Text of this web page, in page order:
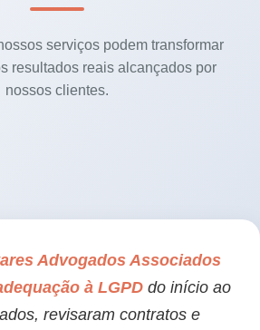
serviços podem transformar
resultados reais alcançados por
nossos clientes.
Advogados Associados
à LGPD do início ao
revisaram contratos e